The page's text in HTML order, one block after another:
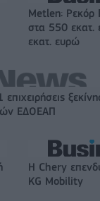
Metlen: Ρεκόρ
στα 550
εκατ. ευρώ
ΕΔΟΕΑΠ
Η Chery
KG Mobility